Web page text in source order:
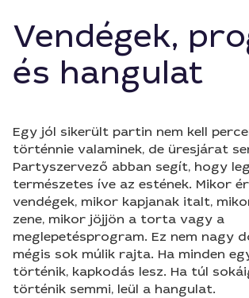
Vendégek,
és hangulat
Egy jól sikerült partin nem kell
történnie valaminek, de üresjárat
Partyszervező abban segít, hogy
természetes íve az estének. Mikor
vendégek, mikor kapjanak italt,
zene, mikor jöjjön a torta vagy a
meglepetésprogram. Ez nem nagy
mégis sok múlik rajta. Ha minden
történik, kapkodás lesz. Ha túl
történik semmi, leül a hangulat.